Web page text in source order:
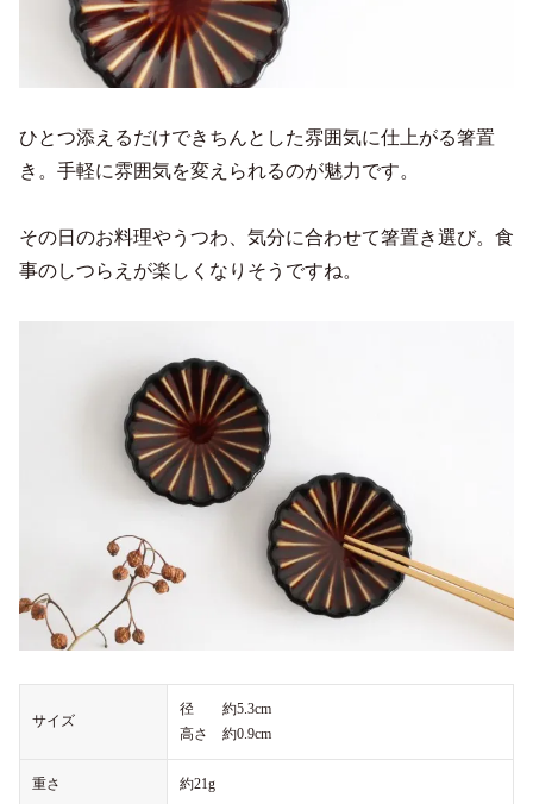
ひとつ添えるだけできちんとした雰囲気に仕上がる箸置
き。手軽に雰囲気を変えられるのが魅力です。
その日のお料理やうつわ、気分に合わせて箸置き選び。食
事のしつらえが楽しくなりそうですね。
サイズ
径 約5.3cm
高さ 約0.9cm
重さ 約21g